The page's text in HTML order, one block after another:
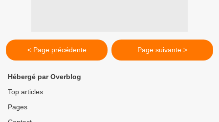
< Page précédente Page suivante >
Hébergé par Overblog
Top articles
Pages